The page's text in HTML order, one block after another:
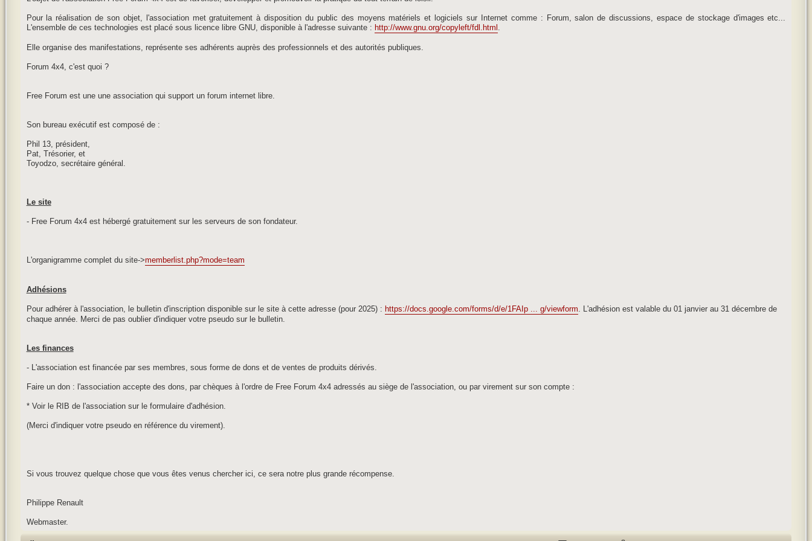
Pour la réalisation de son objet, l'association met gratuitement à disposition du public des moyens matériels et logiciels sur Internet comme : Forum, salon de discussions, espace de stockage d'images etc...
L'ensemble de ces technologies est placé sous licence libre GNU, disponible à l'adresse suivante : http://www.gnu.org/copyleft/fdl.html .
Elle organise des manifestations, représente ses adhérents auprès des professionnels et des autorités publiques.
Forum 4x4, c'est quoi ?
Free Forum est une une association qui support un forum internet libre.
Son bureau exécutif est composé de :
Phil 13, président,
Pat, Trésorier, et
Toyodzo, secrétaire général.
Le site
- Free Forum 4x4 est hébergé gratuitement sur les serveurs de son fondateur.
L'organigramme complet du site->memberlist.php?mode=team
Adhésions
Pour adhérer à l'association, le bulletin d'inscription disponible sur le site à cette adresse (pour 2025) : https://docs.google.com/forms/d/e/1FAIp ... g/viewform. L'adhésion est valable du 01 janvier au 31 décembre de
chaque année. Merci de pas oublier d'indiquer votre pseudo sur le bulletin.
Les finances
- L'association est financée par ses membres, sous forme de dons et de ventes de produits dérivés.
Faire un don : l'association accepte des dons, par chèques à l'ordre de Free Forum 4x4 adressés au siège de l'association, ou par virement sur son compte :
* Voir le RIB de l'association sur le formulaire d'adhésion.
(Merci d'indiquer votre pseudo en référence du virement).
Si vous trouvez quelque chose que vous êtes venus chercher ici, ce sera notre plus grande récompense.
Philippe Renault
Webmaster.